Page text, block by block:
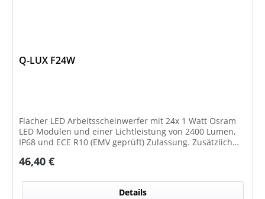
Q-LUX F24W
Flacher LED Arbeitsscheinwerfer mit 24x 1 Watt Osram
LED Modulen und einer Lichtleistung von 2400 Lumen,
IP68 und ECE R10 (EMV geprüft) Zulassung. Zusätzlich
Zulassung und ist somit als Rückfahrscheinwerfer im
Regulärer Preis:
46,40 €
Details